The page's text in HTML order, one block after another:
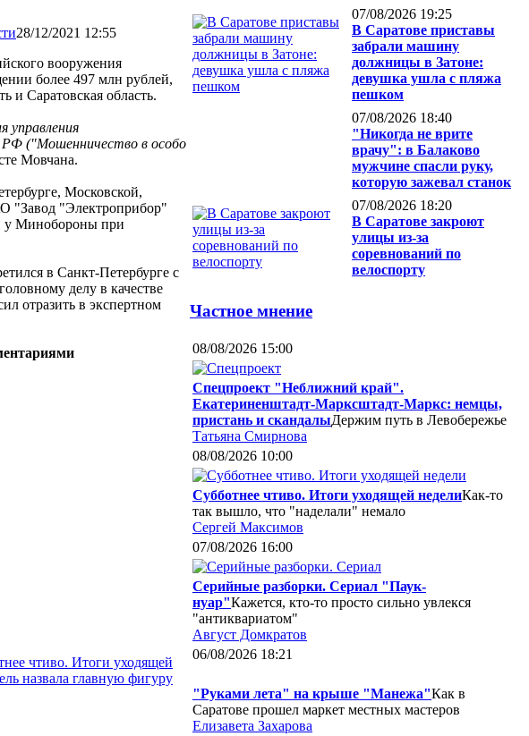
28/12/2021 12:55
вооружения
более 497 млн рублей,
Саратовская область.
управления
РФ ("Мошенничество в особо
Мовчана.
Московской,
"Завод "Электроприбор"
у Минобороны при
в Санкт-Петербурге с
делу в качестве
отразить в экспертном
чтиво. Итоги уходящей
назвала главную фигуру
07/08/2026 19:25
В Саратове приставы
забрали машину
должницы в Затоне:
девушка ушла с пляжа
пешком
07/08/2026 18:40
"Никогда не врите
врачу": в Балаково
мужчине спасли руку,
которую зажевал станок
07/08/2026 18:20
В Саратове закроют
улицы из-за
соревнований по
велоспорту
Частное мнение
08/08/2026 15:00
Спецпроект "Неближний край".
Екатериненштадт-Марксштадт-Маркс: немцы,
пристань и скандалыДержим путь в Левобережье
Татьяна Смирнова
08/08/2026 10:00
Субботнее чтиво. Итоги уходящей неделиКак-то
так вышло, что "наделали" немало
Сергей Максимов
07/08/2026 16:00
Серийные разборки. Сериал "Паук-
нуар"Кажется, кто-то просто сильно увлекся
"антиквариатом"
Август Домкратов
06/08/2026 18:21
"Руками лета" на крыше "Манежа"Как в
Саратове прошел маркет местных мастеров
Елизавета Захарова